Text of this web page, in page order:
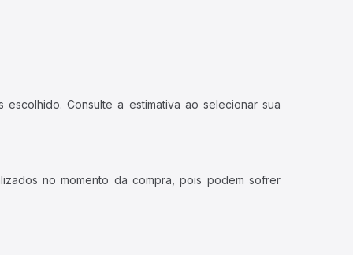
Consulte a estimativa ao selecionar sua
no momento da compra, pois podem sofrer